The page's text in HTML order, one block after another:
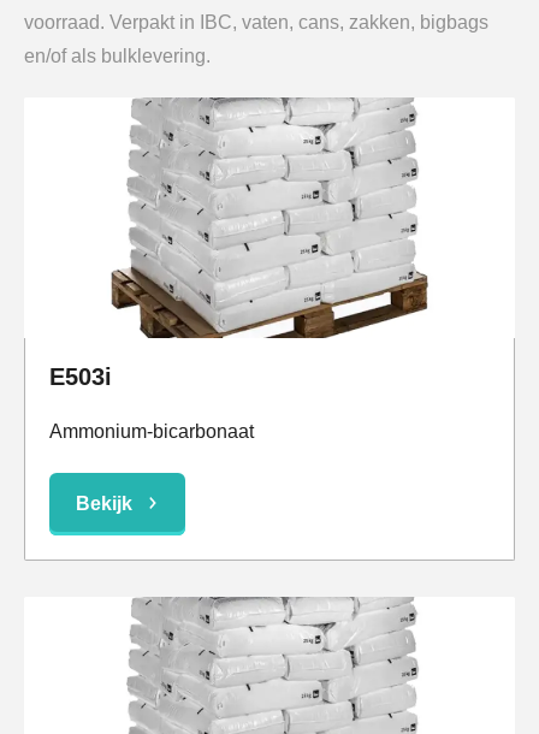
voorraad. Verpakt in IBC, vaten, cans, zakken, bigbags
en/of als bulklevering.
E503i
Ammonium-bicarbonaat
Bekijk